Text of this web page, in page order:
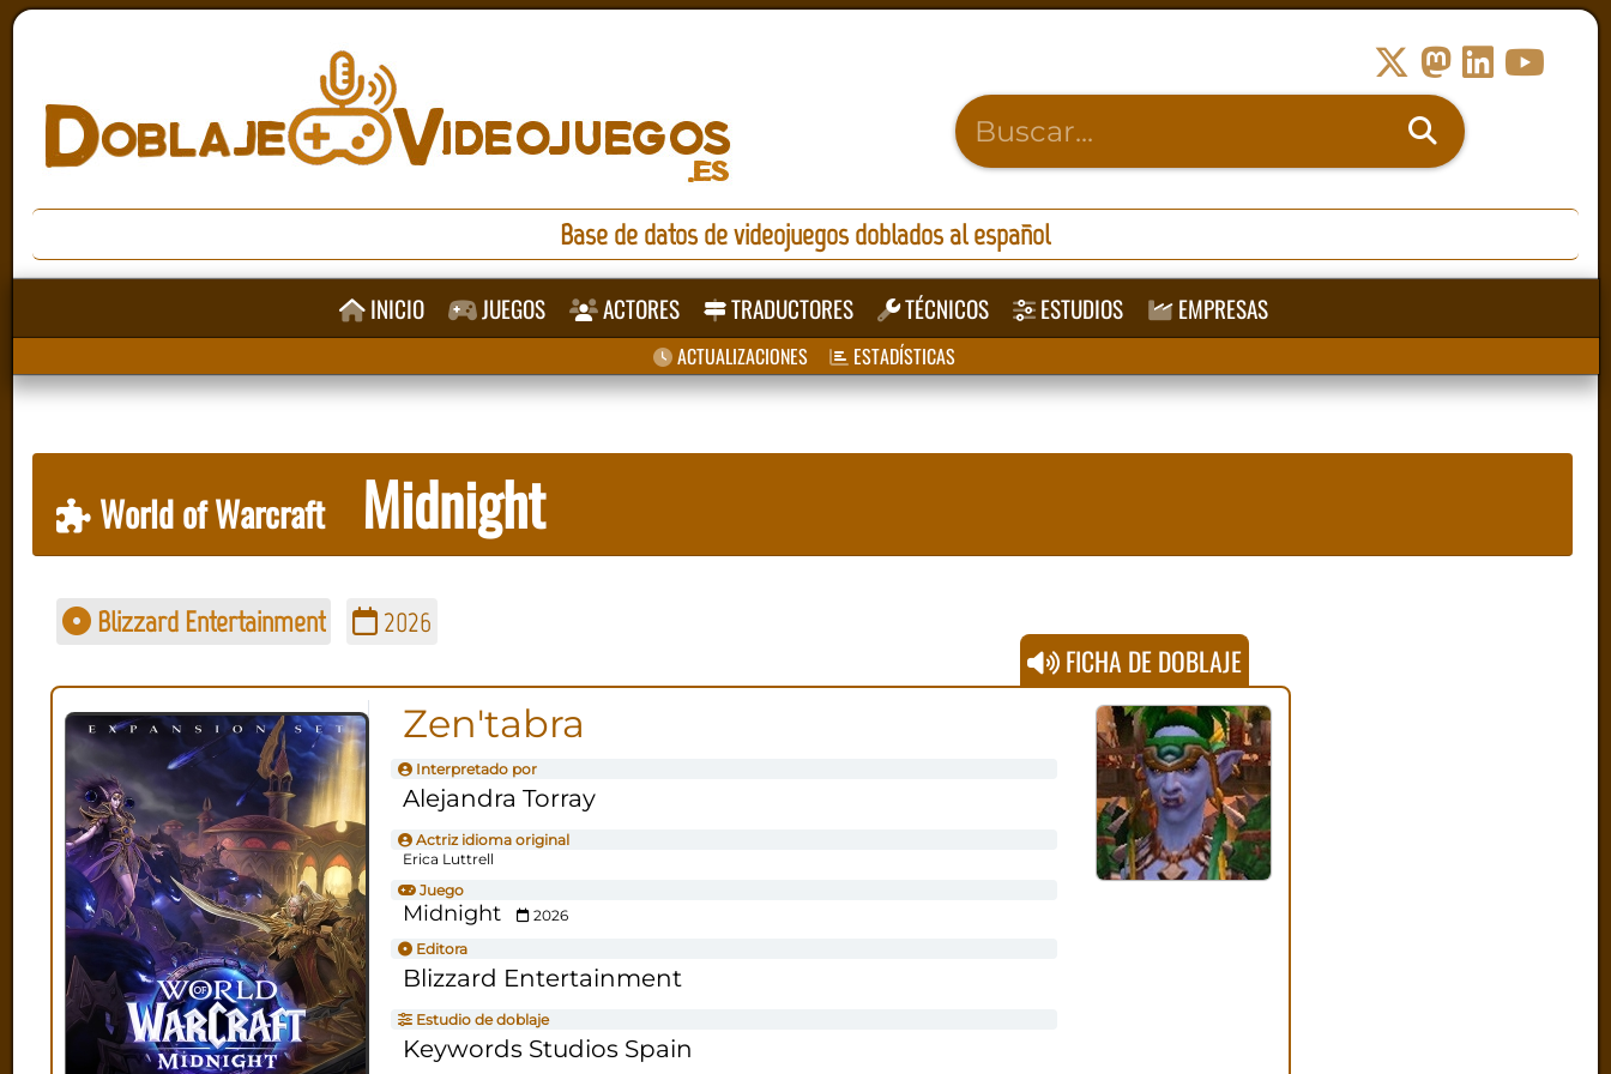
Base de datos de videojuegos doblados al español
INICIO JUEGOS ACTORES TRADUCTORES TÉCNICOS ESTUDIOS EMPRESAS
ACTUALIZACIONES ESTADÍSTICAS
World of Warcraft Midnight
Blizzard Entertainment 2026
FICHA DE DOBLAJE
Zen'tabra
Interpretado por
Alejandra Torray
Actriz idioma original
Erica Luttrell
Juego
Midnight
2026
Editora
Blizzard Entertainment
Estudio de doblaje
Keywords Studios Spain